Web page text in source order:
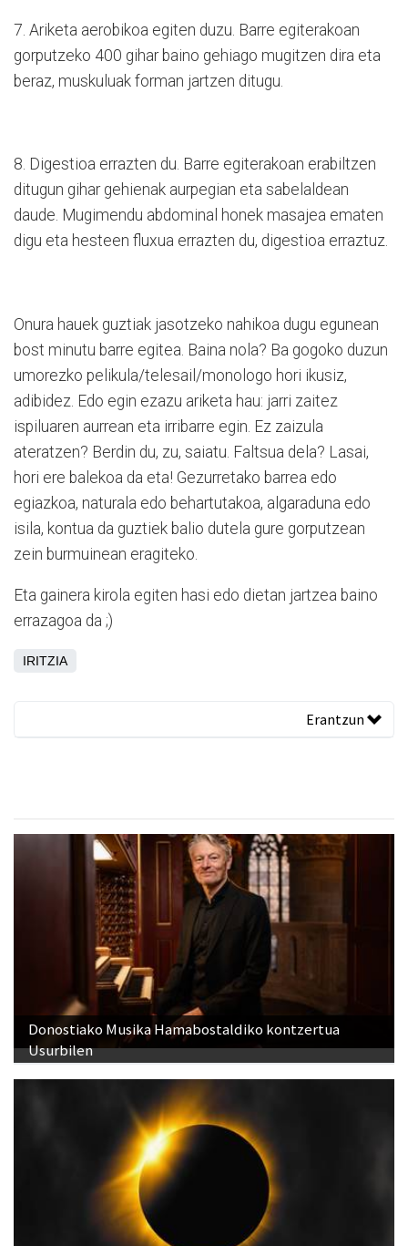
7. Ariketa aerobikoa egiten duzu. Barre egiterakoan
gorputzeko 400 gihar baino gehiago mugitzen dira eta
beraz, muskuluak forman jartzen ditugu.
8. Digestioa errazten du. Barre egiterakoan erabiltzen
ditugun gihar gehienak aurpegian eta sabelaldean
daude. Mugimendu abdominal honek masajea ematen
digu eta hesteen fluxua errazten du, digestioa erraztuz.
Onura hauek guztiak jasotzeko nahikoa dugu egunean
bost minutu barre egitea. Baina nola? Ba gogoko duzun
umorezko pelikula/telesail/monologo hori ikusiz,
adibidez. Edo egin ezazu ariketa hau: jarri zaitez
ispiluaren aurrean eta irribarre egin. Ez zaizula
ateratzen? Berdin du, zu, saiatu. Faltsua dela? Lasai,
hori ere balekoa da eta! Gezurretako barrea edo
egiazkoa, naturala edo behartutakoa, algaraduna edo
isila, kontua da guztiek balio dutela gure gorputzean
zein burmuinean eragiteko.
Eta gainera kirola egiten hasi edo dietan jartzea baino
errazagoa da ;)
IRITZIA
Erantzun
Donostiako Musika Hamabostaldiko kontzertua
Usurbilen